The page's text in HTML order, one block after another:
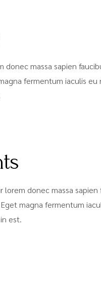
donec massa sapien
fermentum iaculis
lorem donec massa
magna fermentum
est.